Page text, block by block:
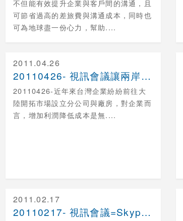
不但能有效提升企業與客戶間的溝通，且
可節省過高的差旅費與溝通成本，同時也
可為地球盡一份心力，幫助....
2011.04.26
20110426- 視訊會議讓兩岸三地溝通零距離
20110426-近年來台灣企業紛紛前往大
陸開拓市場設立分公司與廠房，對企業而
言，增加利潤降低成本是無....
2011.02.17
20110217- 視訊會議=Skype= MSN....